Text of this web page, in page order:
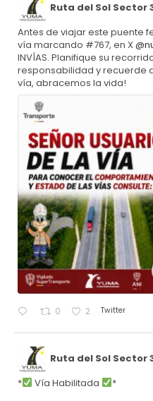
Ruta del Sol Sector
Antes de viajar este puente
vía marcando #767, en X
INVÍAS. Planifique su
responsabilidad y recuerde
vía, abracemos la vida!
0 2 Twitter
Ruta del Sol Sector
* Vía Habilitada
*